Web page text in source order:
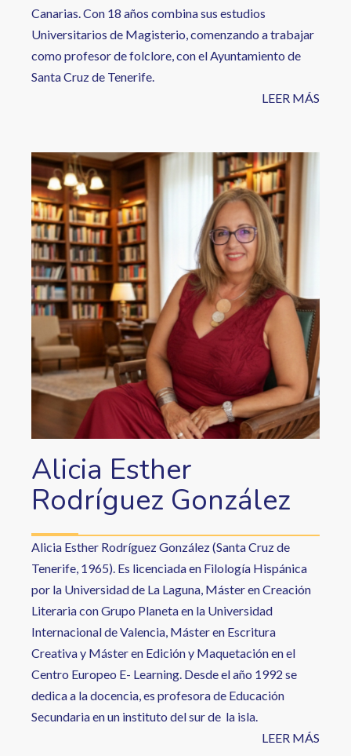
Canarias. Con 18 años combina sus estudios
Universitarios de Magisterio, comenzando a trabajar
como profesor de folclore, con el Ayuntamiento de
Santa Cruz de Tenerife.
LEER MÁS
Alicia Esther
Rodríguez González
Alicia Esther Rodríguez González (Santa Cruz de
Tenerife, 1965). Es licenciada en Filología Hispánica
por la Universidad de La Laguna, Máster en Creación
Literaria con Grupo Planeta en la Universidad
Internacional de Valencia, Máster en Escritura
Creativa y Máster en Edición y Maquetación en el
Centro Europeo E- Learning. Desde el año 1992 se
dedica a la docencia, es profesora de Educación
Secundaria en un instituto del sur de la isla.
LEER MÁS